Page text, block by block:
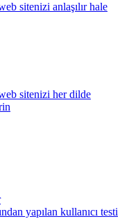
sitenizi anlaşılır hale
sitenizi her dilde
yapılan kullanıcı testi